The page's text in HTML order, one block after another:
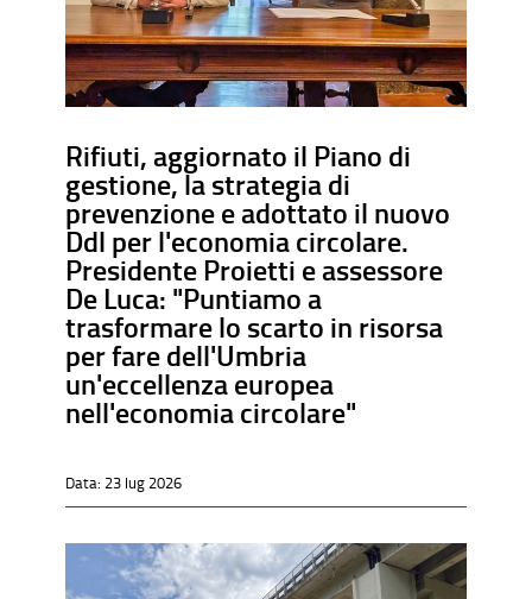
Rifiuti, aggiornato il Piano di
gestione, la strategia di
prevenzione e adottato il nuovo
Ddl per l'economia circolare.
Presidente Proietti e assessore
De Luca: "Puntiamo a
trasformare lo scarto in risorsa
per fare dell'Umbria
un'eccellenza europea
nell'economia circolare"
Data: 23 lug 2026